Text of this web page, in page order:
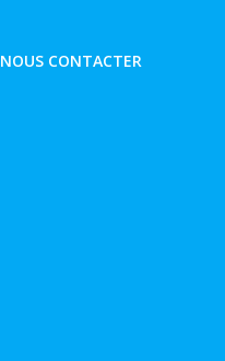
NOUS CONTACTER